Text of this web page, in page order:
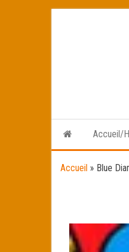
Accueil/
Accueil » Blue